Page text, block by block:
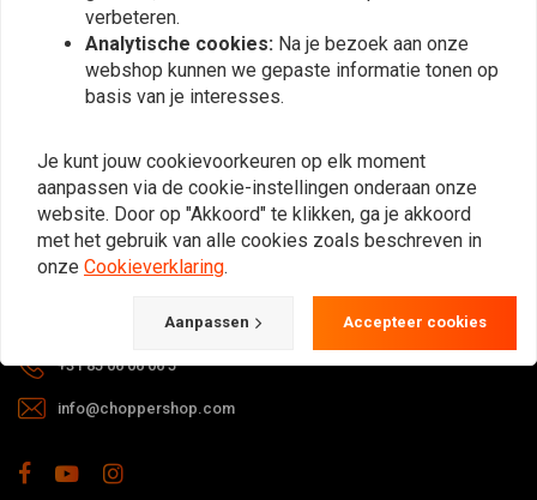
levertijden, retouren & reparaties of
algemene informatie kun je altijd op
één van de onderstaande manieren
Gotenburgweg 46a, 9723 TM Groningen (The Netherlands)
+31 85 06 06 06 5
info@choppershop.com
verbeteren.
Analytische cookies: Na je bezoek aan onze
webshop kunnen we gepaste informatie tonen op
basis van je interesses.
Je kunt jouw cookievoorkeuren op elk moment
aanpassen via de cookie-instellingen onderaan onze
website. Door op "Akkoord" te klikken, ga je akkoord
met het gebruik van alle cookies zoals beschreven in
onze Cookieverklaring.
Aanpassen Accepteer cookies